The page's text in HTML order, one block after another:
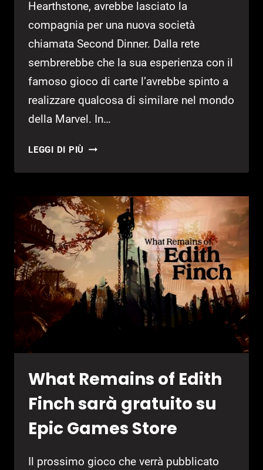
Hearthstone, avrebbe lasciato la
compagnia per una nuova società
chiamata Second Dinner. Dalla rete
sembrerebbe che la sua esperienza con il
famoso gioco di carte l’avrebbe spinto a
realizzare qualcosa di similare nel mondo
della Marvel. In…
LEGGI DI PIÙ L’EX
DI
AL
LAVORO
SU
UN
PROGETTO
What Remains of Edith
Finch sarà gratuito su
Epic Games Store
Il prossimo gioco che verrà pubblicato